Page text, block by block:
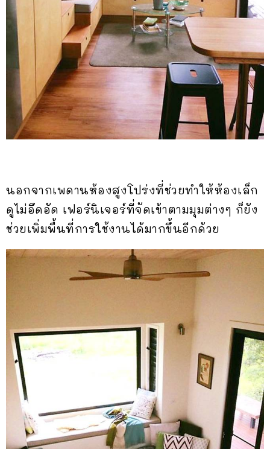
นอกจากเพดานห้องสูงโปร่งที่ช่วยทำให้ห้องเล็ก
ดูไม่อึดอัด เฟอร์นิเจอร์ที่จัดเข้าตามมุมต่างๆ ก็ยัง
ช่วยเพิ่มพื้นที่การใช้งานได้มากขึ้นอีกด้วย